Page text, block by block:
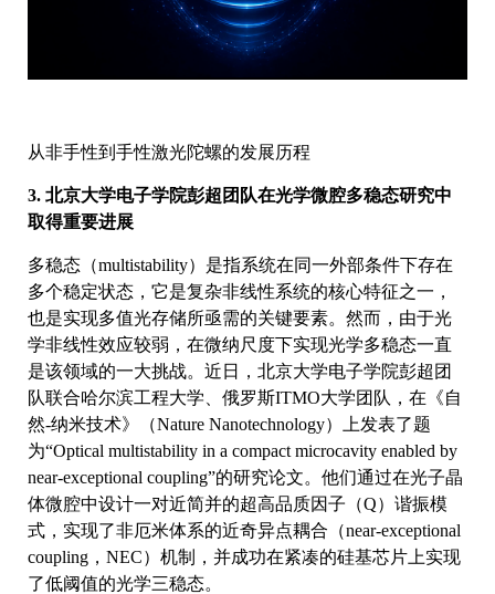
从非手性到手性激光陀螺的发展历程
3. 北京大学电子学院彭超团队在光学微腔多稳态研究中
取得重要进展
多稳态（multistability）是指系统在同一外部条件下存在
多个稳定状态，它是复杂非线性系统的核心特征之一，
也是实现多值光存储所亟需的关键要素。然而，由于光
学非线性效应较弱，在微纳尺度下实现光学多稳态一直
是该领域的一大挑战。近日，北京大学电子学院彭超团
队联合哈尔滨工程大学、俄罗斯ITMO大学团队，在《自
然-纳米技术》（Nature Nanotechnology）上发表了题
为“Optical multistability in a compact microcavity enabled by
near-exceptional coupling”的研究论文。他们通过在光子晶
体微腔中设计一对近简并的超高品质因子（Q）谐振模
式，实现了非厄米体系的近奇异点耦合（near-exceptional
coupling，NEC）机制，并成功在紧凑的硅基芯片上实现
了低阈值的光学三稳态。